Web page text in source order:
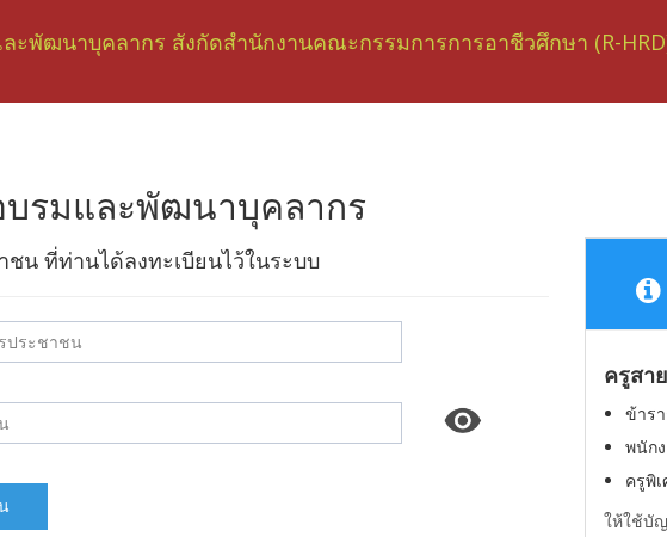
ะพัฒนาบุคลากร สังกัดสำนักงานคณะกรรมการการอาชีวศึกษา (R-
บรมและพัฒนาบุคลากร
น ที่ท่านได้ลงทะเบียนไว้ในระบบ
ครูสา
ข้าร
พนัก
ครูพิ
ให้ใช้บั